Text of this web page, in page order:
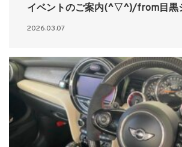
イベントのご案内(^▽^)/from目黒
2026.03.07